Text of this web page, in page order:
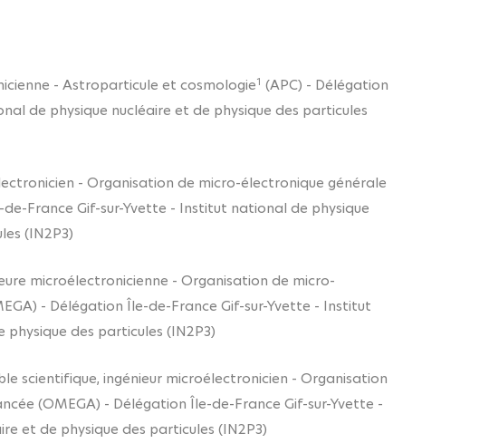
- Astroparticule et cosmologie1 (APC) - Délégation
de physique nucléaire et de physique des particules
- Organisation de micro-électronique générale
France Gif-sur-Yvette - Institut national de physique
(IN2P3)
microélectronicienne - Organisation de micro-
- Délégation Île-de-France Gif-sur-Yvette - Institut
des particules (IN2P3)
scientifique, ingénieur microélectronicien - Organisation
(OMEGA) - Délégation Île-de-France Gif-sur-Yvette -
et de physique des particules (IN2P3)